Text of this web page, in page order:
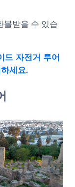
불받을 수 있습
드 자전거 투어
세요.